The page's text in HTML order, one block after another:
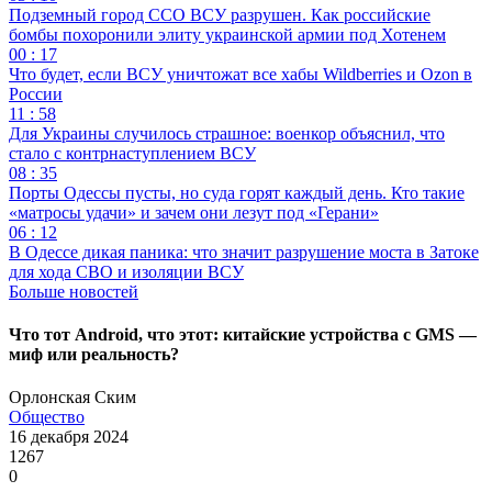
Подземный город ССО ВСУ разрушен. Как российские
бомбы похоронили элиту украинской армии под Хотенем
00 : 17
Что будет, если ВСУ уничтожат все хабы Wildberries и Ozon в
России
11 : 58
Для Украины случилось страшное: военкор объяснил, что
стало с контрнаступлением ВСУ
08 : 35
Порты Одессы пусты, но суда горят каждый день. Кто такие
«матросы удачи» и зачем они лезут под «Герани»
06 : 12
В Одессе дикая паника: что значит разрушение моста в Затоке
для хода СВО и изоляции ВСУ
Больше новостей
Что тот Android, что этот: китайские устройства с GMS —
миф или реальность?
Орлонская Ским
Общество
16 декабря 2024
1267
0